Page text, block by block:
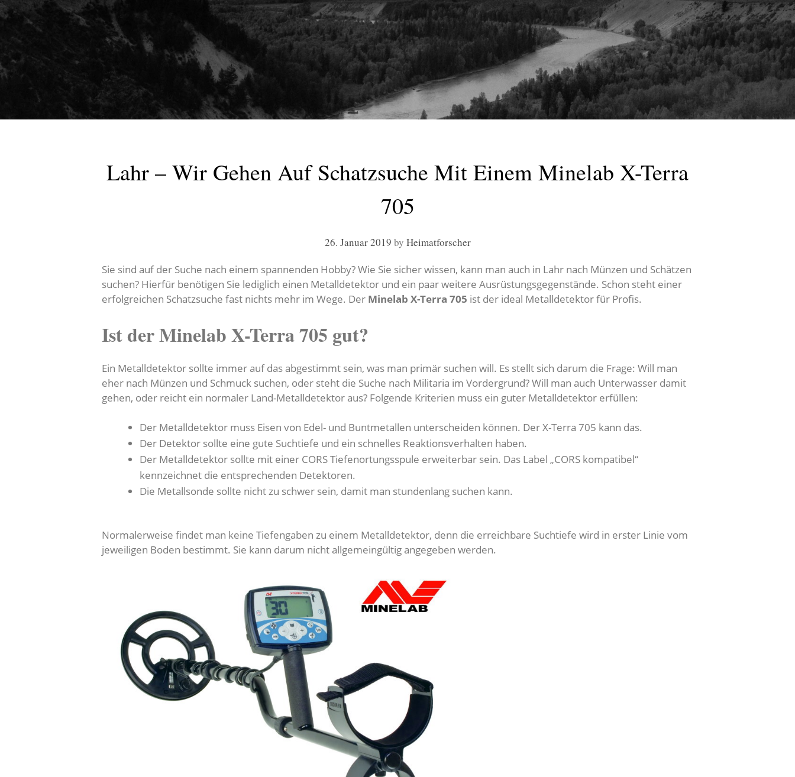
Lahr – Wir Gehen Auf Schatzsuche Mit Einem Minelab X-Terra
705
26. Januar 2019 by Heimatforscher
Sie sind auf der Suche nach einem spannenden Hobby? Wie Sie sicher wissen, kann man auch in Lahr nach Münzen und Schätzen
suchen? Hierfür benötigen Sie lediglich einen Metalldetektor und ein paar weitere Ausrüstungsgegenstände. Schon steht einer
erfolgreichen Schatzsuche fast nichts mehr im Wege. Der Minelab X-Terra 705 ist der ideal Metalldetektor für Profis.
Ist der Minelab X-Terra 705 gut?
Ein Metalldetektor sollte immer auf das abgestimmt sein, was man primär suchen will. Es stellt sich darum die Frage: Will man
eher nach Münzen und Schmuck suchen, oder steht die Suche nach Militaria im Vordergrund? Will man auch Unterwasser damit
gehen, oder reicht ein normaler Land-Metalldetektor aus? Folgende Kriterien muss ein guter Metalldetektor erfüllen:
Der Metalldetektor muss Eisen von Edel- und Buntmetallen unterscheiden können. Der X-Terra 705 kann das.
Der Detektor sollte eine gute Suchtiefe und ein schnelles Reaktionsverhalten haben.
Der Metalldetektor sollte mit einer CORS Tiefenortungsspule erweiterbar sein. Das Label „CORS kompatibel“
kennzeichnet die entsprechenden Detektoren.
Die Metallsonde sollte nicht zu schwer sein, damit man stundenlang suchen kann.
Normalerweise findet man keine Tiefengaben zu einem Metalldetektor, denn die erreichbare Suchtiefe wird in erster Linie vom
jeweiligen Boden bestimmt. Sie kann darum nicht allgemeingültig angegeben werden.